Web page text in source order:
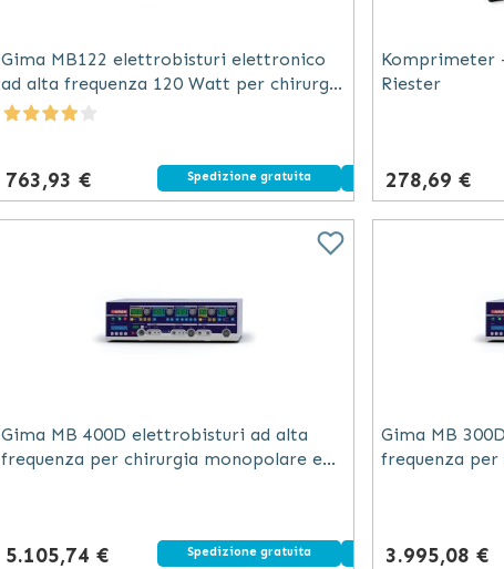
Gima MB122 elettrobisturi elettronico
ad alta frequenza 120 Watt per chirurgia
mono e bipolare
763,93 € Spedizione gratuita Dispositivo medico
Komprimeter
Riester
278,69 €
Gima MB 400D elettrobisturi ad alta
frequenza per chirurgia monopolare e
5.105,74 € Spedizione gratuita Dispositivo medico
Gima MB
frequenza
3.995,08 €